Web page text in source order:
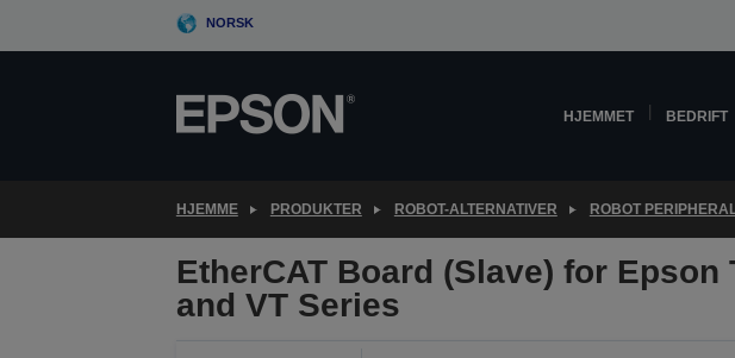
NORSK
HJEMMET BEDRIFT
HJEMME PRODUKTER ROBOT-ALTERNATIVER ROBOT
EtherCAT Board (Slave) for Epson
and VT Series